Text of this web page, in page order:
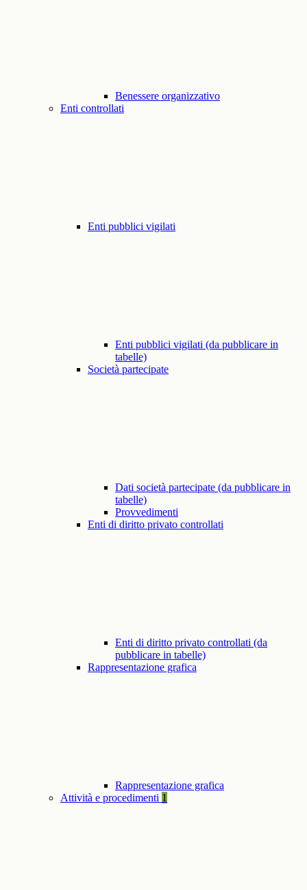
Benessere organizzativo
Enti controllati
Enti pubblici vigilati
Enti pubblici vigilati (da pubblicare in
tabelle)
Società partecipate
Dati società partecipate (da pubblicare in
tabelle)
Provvedimenti
Enti di diritto privato controllati
Enti di diritto privato controllati (da
pubblicare in tabelle)
Rappresentazione grafica
Rappresentazione grafica
Attività e procedimenti 1